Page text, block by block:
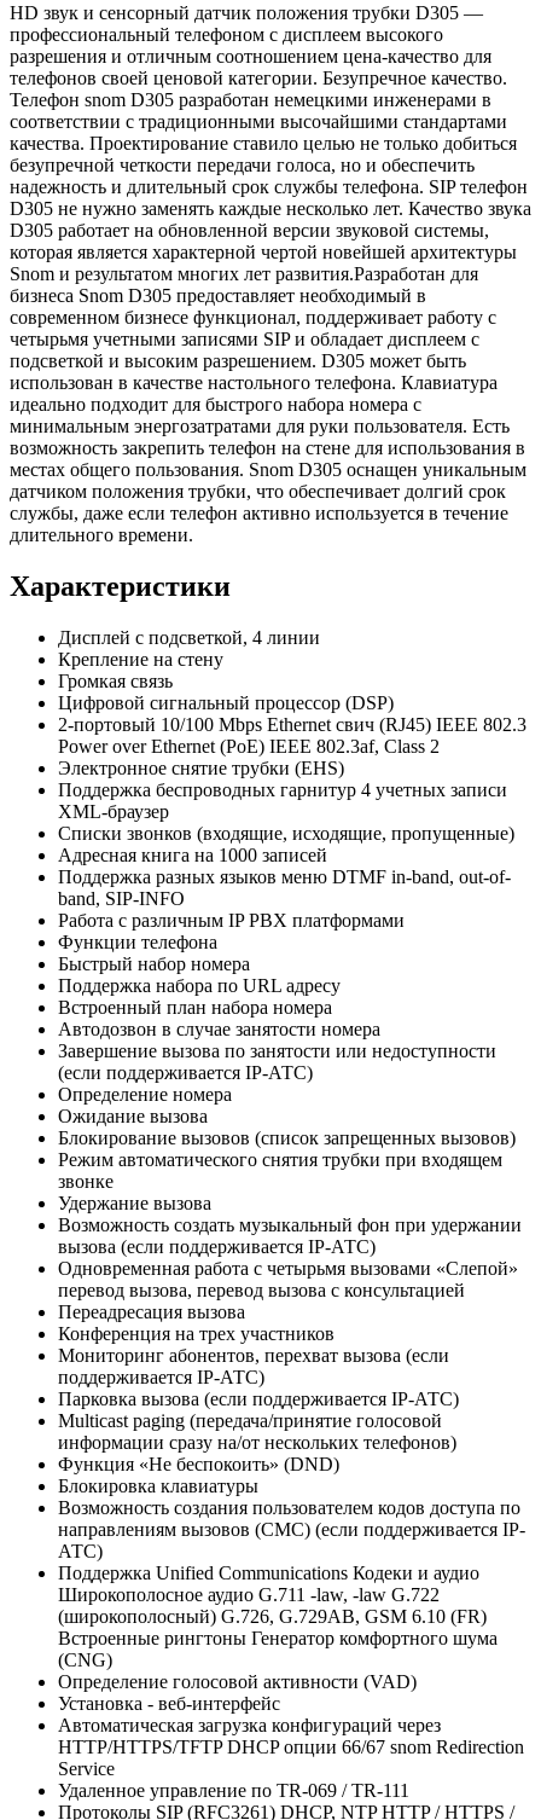
HD звук и сенсорный датчик положения трубки D305 —
профессиональный телефоном с дисплеем высокого
разрешения и отличным соотношением цена-качество для
телефонов своей ценовой категории. Безупречное качество.
Телефон snom D305 разработан немецкими инженерами в
соответствии с традиционными высочайшими стандартами
качества. Проектирование ставило целью не только добиться
безупречной четкости передачи голоса, но и обеспечить
надежность и длительный срок службы телефона. SIP телефон
D305 не нужно заменять каждые несколько лет. Качество звука
D305 работает на обновленной версии звуковой системы,
которая является характерной чертой новейшей архитектуры
Snom и результатом многих лет развития.Разработан для
бизнеса Snom D305 предоставляет необходимый в
современном бизнесе функционал, поддерживает работу с
четырьмя учетными записями SIP и обладает дисплеем с
подсветкой и высоким разрешением. D305 может быть
использован в качестве настольного телефона. Клавиатура
идеально подходит для быстрого набора номера с
минимальным энергозатратами для руки пользователя. Есть
возможность закрепить телефон на стене для использования в
местах общего пользования. Snom D305 оснащен уникальным
датчиком положения трубки, что обеспечивает долгий срок
службы, даже если телефон активно используется в течение
длительного времени.
Характеристики
Дисплей с подсветкой, 4 линии
Крепление на стену
Громкая связь
Цифровой сигнальный процессор (DSP)
2-портовый 10/100 Mbps Ethernet свич (RJ45) IEEE 802.3
Power over Ethernet (PoE) IEEE 802.3af, Class 2
Электронное снятие трубки (EHS)
Поддержка беспроводных гарнитур 4 учетных записи
XML-браузер
Списки звонков (входящие, исходящие, пропущенные)
Адресная книга на 1000 записей
Поддержка разных языков меню DTMF in-band, out-of-
band, SIP-INFO
Работа с различным IP PBX платформами
Функции телефона
Быстрый набор номера
Поддержка набора по URL адресу
Встроенный план набора номера
Автодозвон в случае занятости номера
Завершение вызова по занятости или недоступности
(если поддерживается IP-АТС)
Определение номера
Ожидание вызова
Блокирование вызовов (список запрещенных вызовов)
Режим автоматического снятия трубки при входящем
звонке
Удержание вызова
Возможность создать музыкальный фон при удержании
вызова (если поддерживается IP-АТС)
Одновременная работа с четырьмя вызовами «Слепой»
перевод вызова, перевод вызова с консультацией
Переадресация вызова
Конференция на трех участников
Мониторинг абонентов, перехват вызова (если
поддерживается IP-АТС)
Парковка вызова (если поддерживается IP-АТС)
Multicast paging (передача/принятие голосовой
информации сразу на/от нескольких телефонов)
Функция «Не беспокоить» (DND)
Блокировка клавиатуры
Возможность создания пользователем кодов доступа по
направлениям вызовов (CMC) (если поддерживается IP-
АТС)
Поддержка Unified Communications Кодеки и аудио
Широкополосное аудио G.711 -law, -law G.722
(широкополосный) G.726, G.729AB, GSM 6.10 (FR)
Встроенные рингтоны Генератор комфортного шума
(CNG)
Определение голосовой активности (VAD)
Установка - веб-интерфейс
Автоматическая загрузка конфигураций через
HTTP/HTTPS/TFTP DHCP опции 66/67 snom Redirection
Service
Удаленное управление по TR-069 / TR-111
Протоколы SIP (RFC3261) DHCP, NTP HTTP / HTTPS /